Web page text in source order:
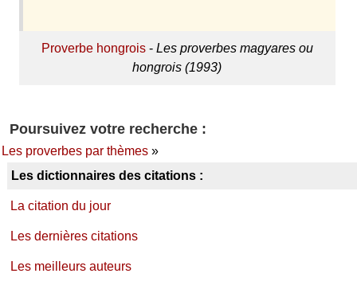
Proverbe hongrois- Les proverbes magyares ou
hongrois (1993)
Poursuivez votre recherche :
Les proverbes par thèmes»
Les dictionnaires des citations :
La citation du jour
Les dernières citations
Les meilleurs auteurs